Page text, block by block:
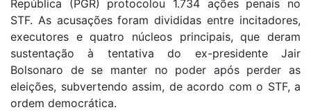
República (PGR) protocolou 1.734 ações penais no
STF. As acusações foram divididas entre incitadores,
executores e quatro núcleos principais, que deram
sustentação à tentativa do ex-presidente Jair
Bolsonaro de se manter no poder após perder as
eleições, subvertendo assim, de acordo com o STF, a
ordem democrática.